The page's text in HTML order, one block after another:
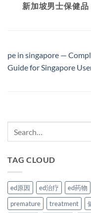
新加坡男士保健品
pe in singapore —
Guide for Singapore
TAG CLOUD
ed原因 ed治疗 ed药物
premature
treatment